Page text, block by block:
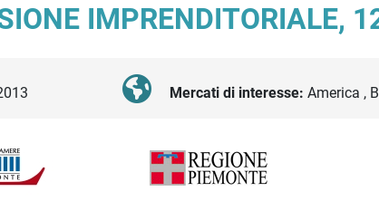
Workshop
Focus tematici
IMPRENDITORIALE,
Mercati di interesse: America ,